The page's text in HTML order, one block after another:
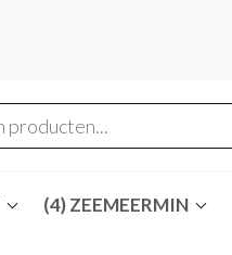
(4) ZEEMEERMIN